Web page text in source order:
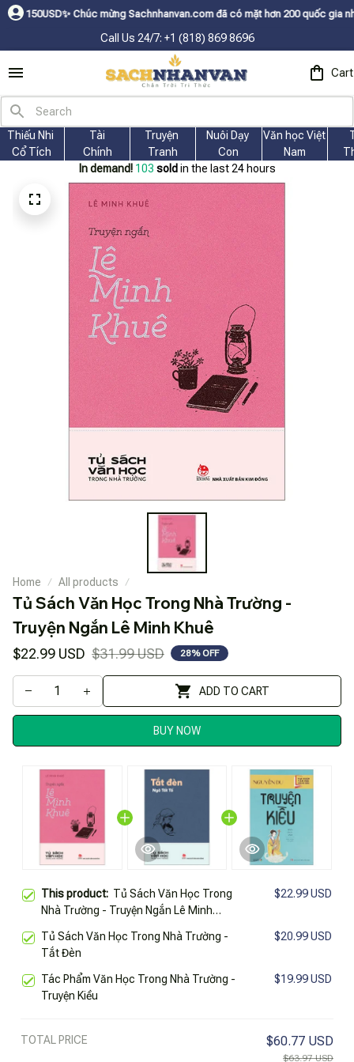
Chúc mừng Sachnhanvan.com đã có mặt hơn 200 quốc gia như Mỹ, Canada,
Call Us 24/7: +1 (818) 869 8696
Cart
Thiếu Nhi
Cổ Tích
Tài
Chính
Truyện
Tranh
Nuôi Dạy
Con
Văn học Việt
Nam
In demand! 103 sold in the last 24 hours
Home All products
Tủ Sách Văn Học Trong Nhà Trường -
Truyện Ngắn Lê Minh Khuê
$22.99 USD $31.99 USD 28% OFF
ADD TO CART
BUY NOW
This product: Tủ Sách Văn Học Trong
Nhà Trường - Truyện Ngắn Lê Minh
$22.99 USD
Tủ Sách Văn Học Trong Nhà Trường -
Tắt Đèn
$20.99 USD
Tác Phẩm Văn Học Trong Nhà Trường -
Truyện Kiều
$19.99 USD
TOTAL PRICE $60.77 USD
$63.97 USD